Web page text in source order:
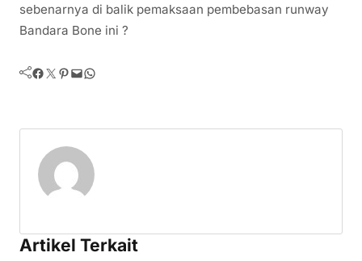
sebenarnya di balik pemaksaan pembebasan runway
Bandara Bone ini ?
Facebook Twitter Pinterest Mail WhatsApp
Artikel Terkait